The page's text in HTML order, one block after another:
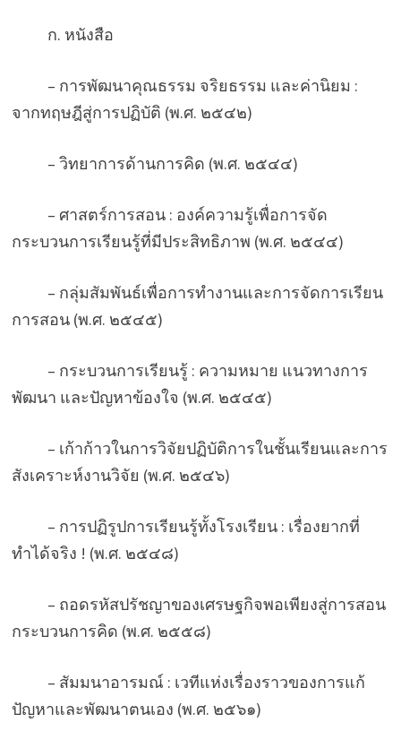
ก. หนังสือ
– การพัฒนาคุณธรรม จริยธรรม และค่านิยม :
จากทฤษฎีสู่การปฏิบัติ (พ.ศ. ๒๕๔๒)
– วิทยาการด้านการคิด (พ.ศ. ๒๕๔๔)
– ศาสตร์การสอน : องค์ความรู้เพื่อการจัด
กระบวนการเรียนรู้ที่มีประสิทธิภาพ (พ.ศ. ๒๕๔๔)
– กลุ่มสัมพันธ์เพื่อการทำงานและการจัดการเรียน
การสอน (พ.ศ. ๒๕๔๕)
– กระบวนการเรียนรู้ : ความหมาย แนวทางการ
พัฒนา และปัญหาข้องใจ (พ.ศ. ๒๕๔๕)
– เก้าก้าวในการวิจัยปฏิบัติการในชั้นเรียนและการ
สังเคราะห์งานวิจัย (พ.ศ. ๒๕๔๖)
– การปฏิรูปการเรียนรู้ทั้งโรงเรียน : เรื่องยากที่
ทำได้จริง ! (พ.ศ. ๒๕๔๘)
– ถอดรหัสปรัชญาของเศรษฐกิจพอเพียงสู่การสอน
กระบวนการคิด (พ.ศ. ๒๕๕๘)
– สัมมนาอารมณ์ : เวทีแห่งเรื่องราวของการแก้
ปัญหาและพัฒนาตนเอง (พ.ศ. ๒๕๖๑)